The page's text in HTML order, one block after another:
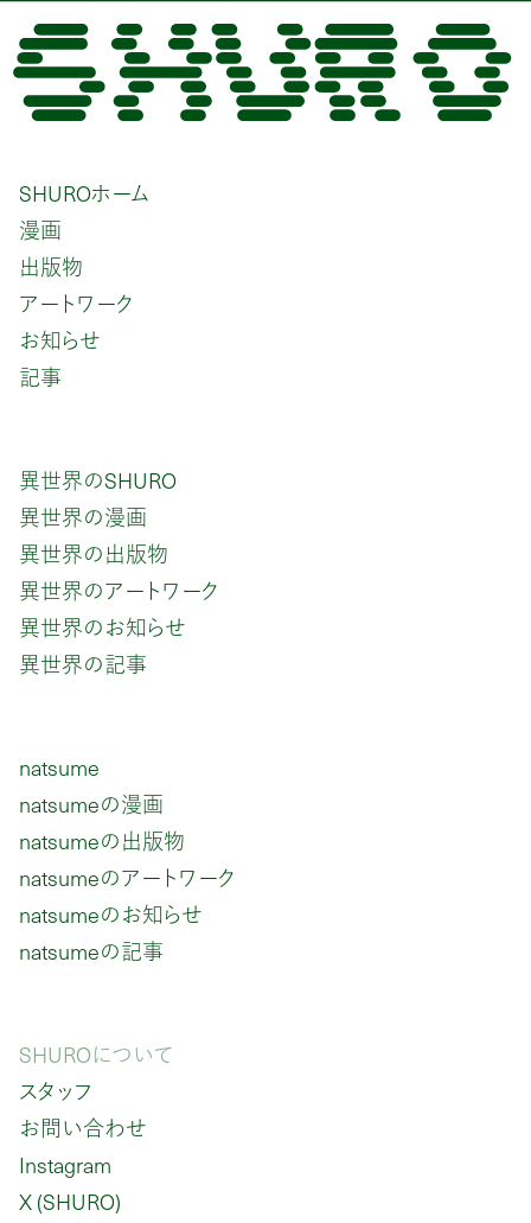
SHUROホーム
漫画
出版物
アートワーク
お知らせ
記事
異世界のSHURO
異世界の漫画
異世界の出版物
異世界のアートワーク
異世界のお知らせ
異世界の記事
natsume
natsumeの漫画
natsumeの出版物
natsumeのアートワーク
natsumeのお知らせ
natsumeの記事
SHUROについて
スタッフ
お問い合わせ
Instagram
X (SHURO)